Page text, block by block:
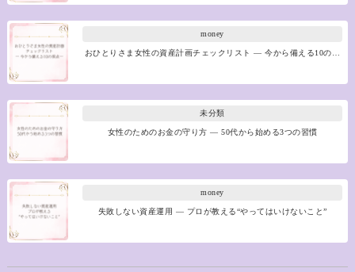
money
おひとりさま女性の資産計画チェックリスト ― 今から備える10の…
未分類
女性のためのお金の守り方 ― 50代から始める3つの習慣
money
失敗しない資産運用 ― プロが教える“やってはいけないこと”